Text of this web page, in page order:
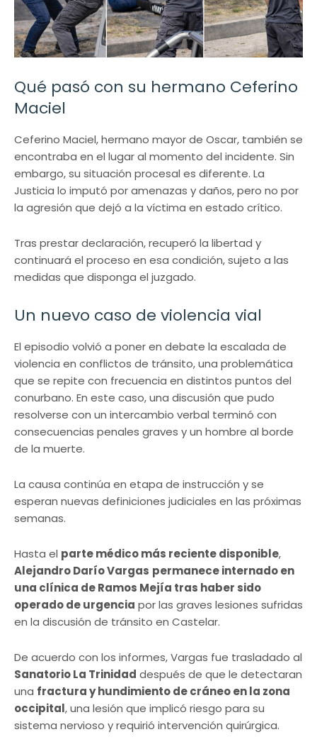
Qué pasó con su hermano Ceferino
Maciel
Ceferino Maciel, hermano mayor de Oscar, también se
encontraba en el lugar al momento del incidente. Sin
embargo, su situación procesal es diferente. La
Justicia lo imputó por amenazas y daños, pero no por
la agresión que dejó a la víctima en estado crítico.
Tras prestar declaración, recuperó la libertad y
continuará el proceso en esa condición, sujeto a las
medidas que disponga el juzgado.
Un nuevo caso de violencia vial
El episodio volvió a poner en debate la escalada de
violencia en conflictos de tránsito, una problemática
que se repite con frecuencia en distintos puntos del
conurbano. En este caso, una discusión que pudo
resolverse con un intercambio verbal terminó con
consecuencias penales graves y un hombre al borde
de la muerte.
La causa continúa en etapa de instrucción y se
esperan nuevas definiciones judiciales en las próximas
semanas.
Hasta el parte médico más reciente disponible,
Alejandro Darío Vargas permanece internado en
una clínica de Ramos Mejía tras haber sido
operado de urgencia por las graves lesiones sufridas
en la discusión de tránsito en Castelar.
De acuerdo con los informes, Vargas fue trasladado al
Sanatorio La Trinidad después de que le detectaran
una fractura y hundimiento de cráneo en la zona
occipital, una lesión que implicó riesgo para su
sistema nervioso y requirió intervención quirúrgica.